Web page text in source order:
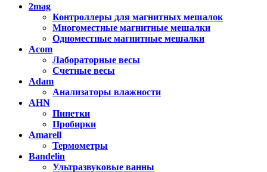
2mag
Контроллеры для магнитных мешалок
Многоместные магнитные мешалки
Одноместные магнитные мешалки
Acom
Лабораторные весы
Счетные весы
Adam
Анализаторы влажности
AHN
Пипетки
Пробирки
Amarell
Термометры
Bandelin
Ультразвуковые ванны